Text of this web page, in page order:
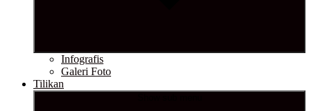
Infografis
Galeri Foto
Tilikan